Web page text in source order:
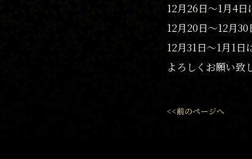
12月26日〜1月4日
12月20日〜12月30
12月31日〜1月1日
よろしくお願い致
<<前のページへ